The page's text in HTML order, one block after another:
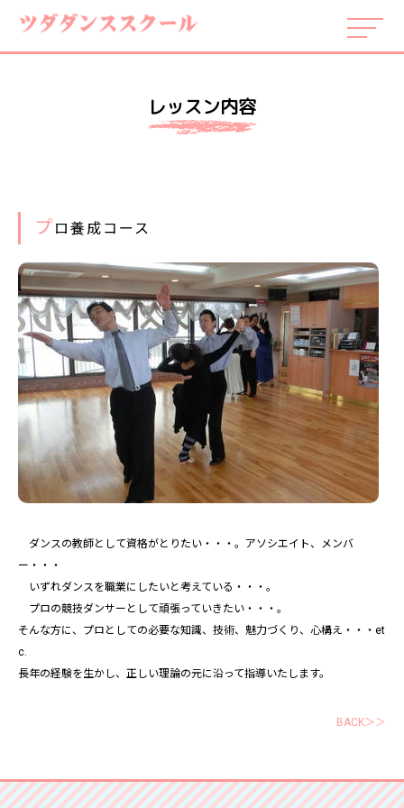
レッスン内容
プ ロ養成コース
ダンスの教師として資格がとりたい・・・。アソシエイト、メンバ
ー・・・
いずれダンスを職業にしたいと考えている・・・。
プロの競技ダンサーとして頑張っていきたい・・・。
そんな方に、プロとしての必要な知識、技術、魅力づくり、心構え・・・et
c.
長年の経験を生かし、正しい理論の元に沿って指導いたします。
BACK＞＞